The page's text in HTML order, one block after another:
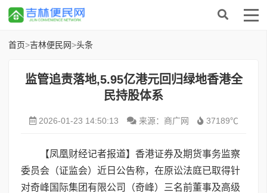
首页>吉林便民网>头条
监管追责落地,5.95亿港元回归绿地香港全
民持股体系
2026-01-23 14:50:13 来源：商广网 37189℃
【凤凰财经记者报道】香港证券及期货事务监察
委员会（证监会）近日公告称，在原讼法庭已取得针
对奇峰国际集团有限公司（奇峰）三名前董事及高级